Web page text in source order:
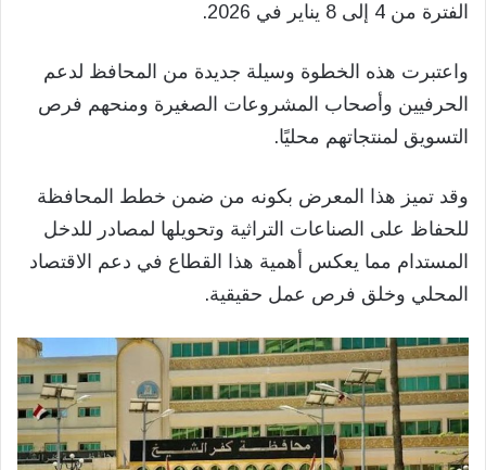
الفترة من 4 إلى 8 يناير في 2026.
واعتبرت هذه الخطوة وسيلة جديدة من المحافظ لدعم
الحرفيين وأصحاب المشروعات الصغيرة ومنحهم فرص
التسويق لمنتجاتهم محليًا.
وقد تميز هذا المعرض بكونه من ضمن خطط المحافظة
للحفاظ على الصناعات التراثية وتحويلها لمصادر للدخل
المستدام مما يعكس أهمية هذا القطاع في دعم الاقتصاد
المحلي وخلق فرص عمل حقيقية.